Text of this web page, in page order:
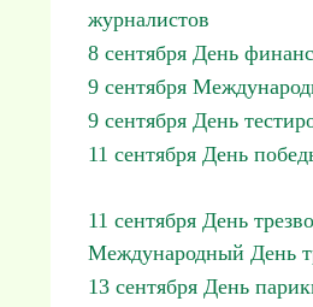
журналистов
8 сентября День
9 сентября
9 сентября День
11 сентября День
11 сентября День
Международный День
13 сентября День